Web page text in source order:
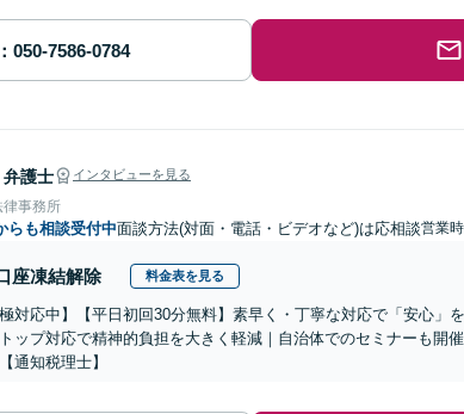
弁護士 インタビューを見る
律事務所
らも相談受付中面談方法(対面・電話・ビデオなど)は応相談営業
座凍結解除 料金表を見る
極対応中】【平日初回30分無料】素早く・丁寧な対応で「安心」
ップ対応で精神的負担を大きく軽減｜自治体でのセミナーも開
通知税理士】